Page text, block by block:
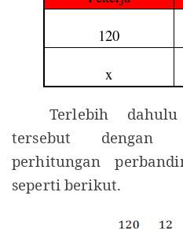
120
x
Terlebih
tersebut dengan
perhitungan
seperti berikut.